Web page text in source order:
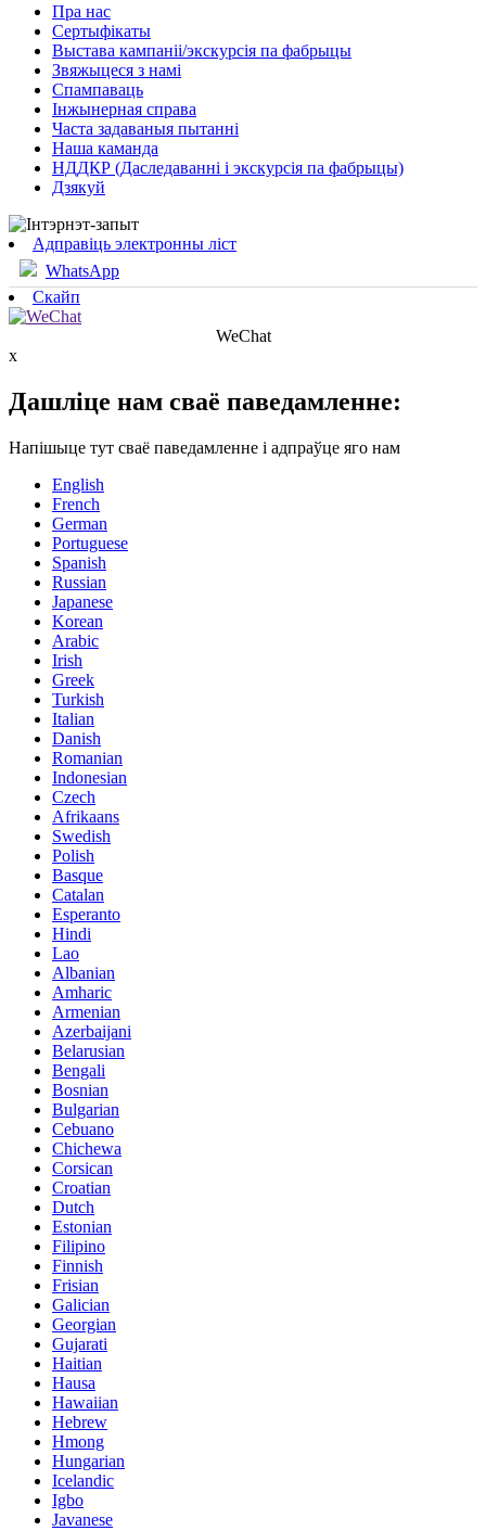
Пра нас
Сертыфікаты
Выстава кампаніі/экскурсія па фабрыцы
Звяжыцеся з намі
Спампаваць
Інжынерная справа
Часта задаваныя пытанні
Наша каманда
НДДКР (Даследаванні і экскурсія па фабрыцы)
Дзякуй
Адправіць электронны ліст
WhatsApp
Скайп
WeChat
x
Дашліце нам сваё паведамленне:
Напішыце тут сваё паведамленне і адпраўце яго нам
English
French
German
Portuguese
Spanish
Russian
Japanese
Korean
Arabic
Irish
Greek
Turkish
Italian
Danish
Romanian
Indonesian
Czech
Afrikaans
Swedish
Polish
Basque
Catalan
Esperanto
Hindi
Lao
Albanian
Amharic
Armenian
Azerbaijani
Belarusian
Bengali
Bosnian
Bulgarian
Cebuano
Chichewa
Corsican
Croatian
Dutch
Estonian
Filipino
Finnish
Frisian
Galician
Georgian
Gujarati
Haitian
Hausa
Hawaiian
Hebrew
Hmong
Hungarian
Icelandic
Igbo
Javanese